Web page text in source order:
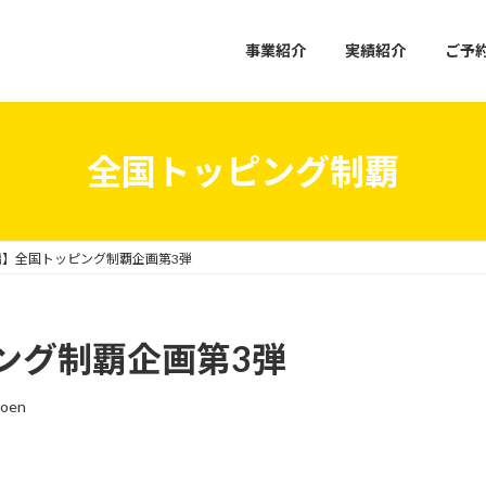
事業紹介 実績紹介 ご予
全国トッピング制覇
全国トッピング制覇企画第3弾
グ制覇企画第3弾